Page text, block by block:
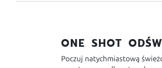
ONE SHOT
Poczuj natychmiastową